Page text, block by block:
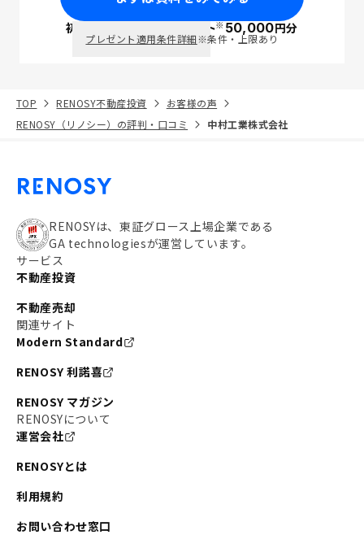
初回面談で ポイント※50,000円分
プレゼント適用条件詳細※条件・上限あり
TOP RENOSY不動産投資
お客様の声
RENOSY（リノシー）の評判・口コミ
中村工業株式会社
RENOSYは、東証グロース上場企業である
GA technologiesが運営しています。
サービス
不動産投資
不動産売却
関連サイト
Modern Standard
RENOSY 利諾喜
RENOSY マガジン
RENOSYについて
運営会社
RENOSYとは
利用規約
お問い合わせ窓口